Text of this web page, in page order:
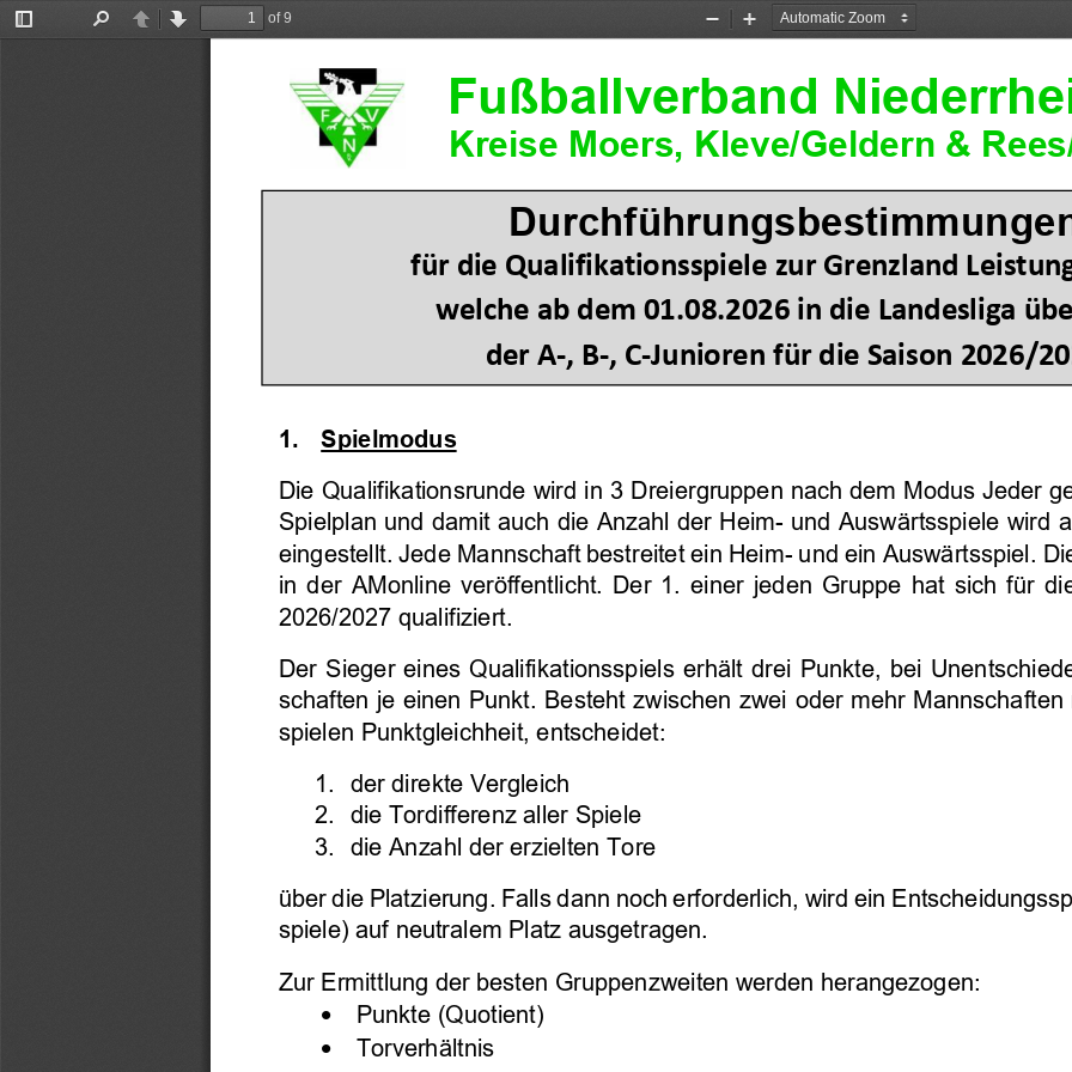
Toggle
PreviousNext
of 9
Zoom
Zoom
Fußballverband
Kreise Moers, Kleve/Geldern &
1.
Spielmodus
Die Qualifikationsrunde wird in 3 Dreiergruppen nach dem Modus Jeder
Spielplan und damit auch die Anzahl der Heim- und Auswärtsspiele wird
eingestellt. Jede Mannschaft bestreitet ein Heim- und ein Auswärtsspiel.
in  der  AMonline  veröffentlicht.  Der  1.  einer  jeden  Gruppe  hat  sich  für
2026/2027 qualifiziert.
Der  Sieger  eines  Qualifikationsspiels  erhält drei  Punkte,  bei
schaften je einen Punkt. Besteht zwischen zwei oder mehr
spielen Punktgleichheit, entscheidet:
1.
der direkte Vergleich
2.
die Tordifferenz aller Spiele
3.
die Anzahl der erzielten Tore
über die Platzierung. Falls dann noch erforderlich, wird ein
spiele) auf neutralem Platz ausgetragen.
Zur Ermittlung der besten Gruppenzweiten werden herangezogen:
•
Punkte (Quotient)
•
Torverhältnis
für die Qualifikationsspiele zur Grenzland
welche ab dem 01.08.2026 in die Landesliga
der A-, B-, C-Junioren für die Saison 2026/